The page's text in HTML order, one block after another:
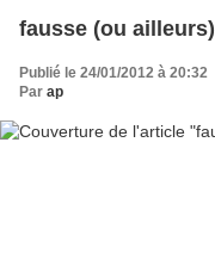
fausse (ou ailleurs)
Publié le 24/01/2012 à 20:32
Par ap